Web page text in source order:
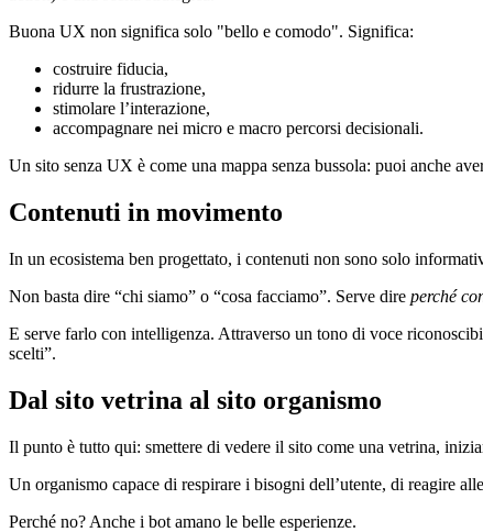
Buona UX non significa solo "bello e comodo". Significa:
costruire fiducia,
ridurre la frustrazione,
stimolare l’interazione,
accompagnare nei micro e macro percorsi decisionali.
Un sito senza UX è come una mappa senza bussola: puoi anche
Contenuti in movimento
In un ecosistema ben progettato, i contenuti non sono solo
Non basta dire “chi siamo” o “cosa facciamo”. Serve dire perché
E serve farlo con intelligenza. Attraverso un tono di voce
scelti”.
Dal sito vetrina al sito organismo
Il punto è tutto qui: smettere di vedere il sito come una vetrina,
Un organismo capace di respirare i bisogni dell’utente, di reagire
Perché no? Anche i bot amano le belle esperienze.